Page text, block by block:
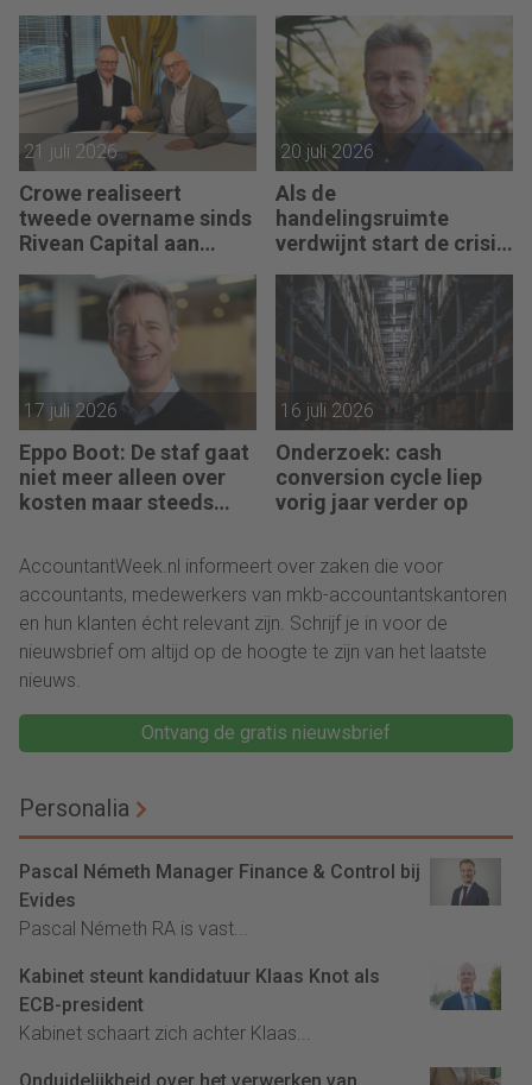
vertaalt in tastbaar
geld’
21 juli 2026
Crowe realiseert
tweede overname sinds
Rivean Capital aan
20 juli 2026
Als de
handelingsruimte
verdwijnt start de crisis
Pim van Berkel
17 juli 2026
Eppo Boot: De staf gaat
niet meer alleen over
kosten maar steeds
16 juli 2026
Onderzoek: cash
conversion cycle liep
vorig jaar verder op
AccountantWeek.nl informeert over zaken die voor
accountants, medewerkers van mkb-accountantskantoren
en hun klanten écht relevant zijn. Schrijf je in voor de
nieuwsbrief om altijd op de hoogte te zijn van het laatste
nieuws.
Ontvang de gratis nieuwsbrief
Personalia
Pascal Németh Manager Finance & Control bij
Evides
Pascal Németh RA is vast...
Kabinet steunt kandidatuur Klaas Knot als
ECB-president
Kabinet schaart zich achter Klaas...
Onduidelijkheid over het verwerken van